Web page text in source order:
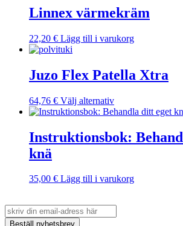
väljas
på
har
flera
De
kan
väljas
produktsidan
Linnex värmekräm
22,20 € Lägg till i varukorg
Juzo Flex Patella Xtra
64,76 € Välj alternativDen
här
har
flera
olika
alternativen
väljas
på
Instruktionsbok:
knä
35,00 € Lägg till i varukorg